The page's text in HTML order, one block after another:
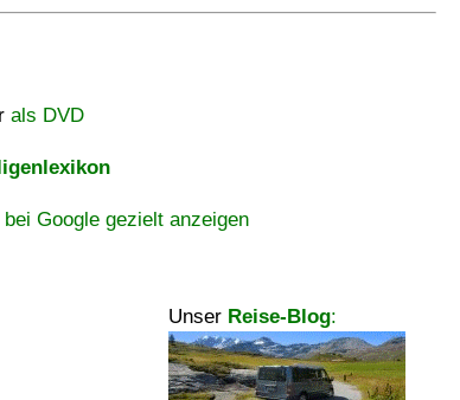
als DVD
Google gezielt anzeigen
Unser Reise-Blog: